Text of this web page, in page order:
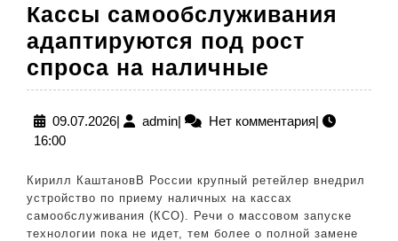
Кассы самообслуживания
адаптируются под рост
спроса на наличные
рост
спроса
на
09.07.202609.07.2026
| adminadmin
| Нет комментария|
16:00
Кирилл КаштановВ России крупный ретейлер внедрил
устройство по приему наличных на кассах
самообслуживания (КСО). Речи о массовом запуске
технологии пока не идет, тем более о полной замене